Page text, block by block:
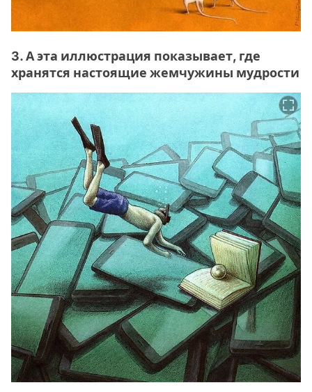
3. А эта иллюстрация показывает, где
хранятся настоящие жемчужины мудрости